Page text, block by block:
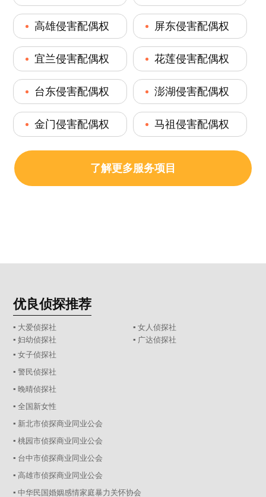
高雄侵害配偶权 屏东侵害配偶权
宜兰侵害配偶权 花莲侵害配偶权
台东侵害配偶权 澎湖侵害配偶权
金门侵害配偶权 马祖侵害配偶权
了解更多服务项目
优良侦探推荐
▪ 大爱侦探社
▪ 女人侦探社
▪ 妇幼侦探社
▪ 广达侦探社
▪ 女子侦探社
▪ 警民侦探社
▪ 晚晴侦探社
▪ 全国新女性
▪ 新北市侦探商业同业公会
▪ 桃园市侦探商业同业公会
▪ 台中市侦探商业同业公会
▪ 高雄市侦探商业同业公会
▪ 中华民国婚姻感情家庭暴力关怀协会